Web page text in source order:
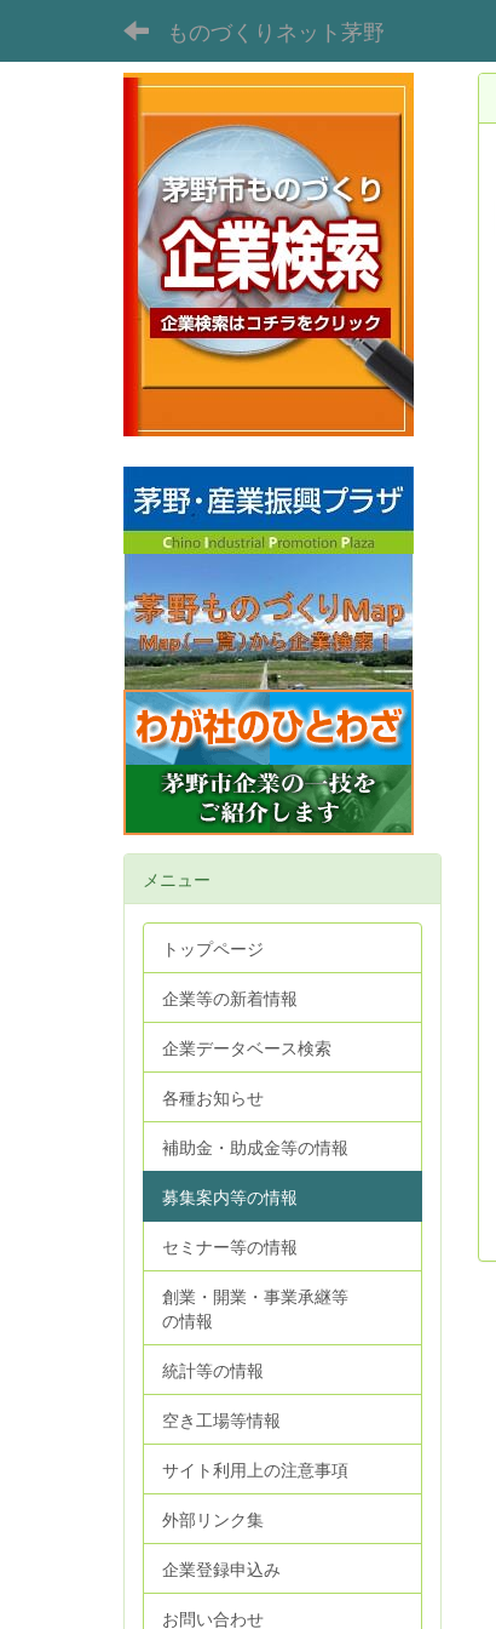
ものづくりネット茅野
メニュー
トップページ
企業等の新着情報
企業データベース検索
各種お知らせ
補助金・助成金等の情報
募集案内等の情報
セミナー等の情報
創業・開業・事業承継等
の情報
統計等の情報
空き工場等情報
サイト利用上の注意事項
外部リンク集
企業登録申込み
お問い合わせ